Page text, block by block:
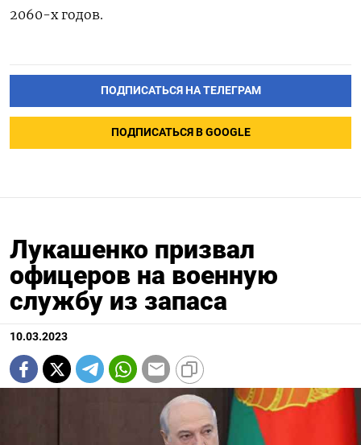
2060-х годов.
ПОДПИСАТЬСЯ НА ТЕЛЕГРАМ
ПОДПИСАТЬСЯ В GOOGLE
Лукашенко призвал
офицеров на военную
службу из запаса
10.03.2023